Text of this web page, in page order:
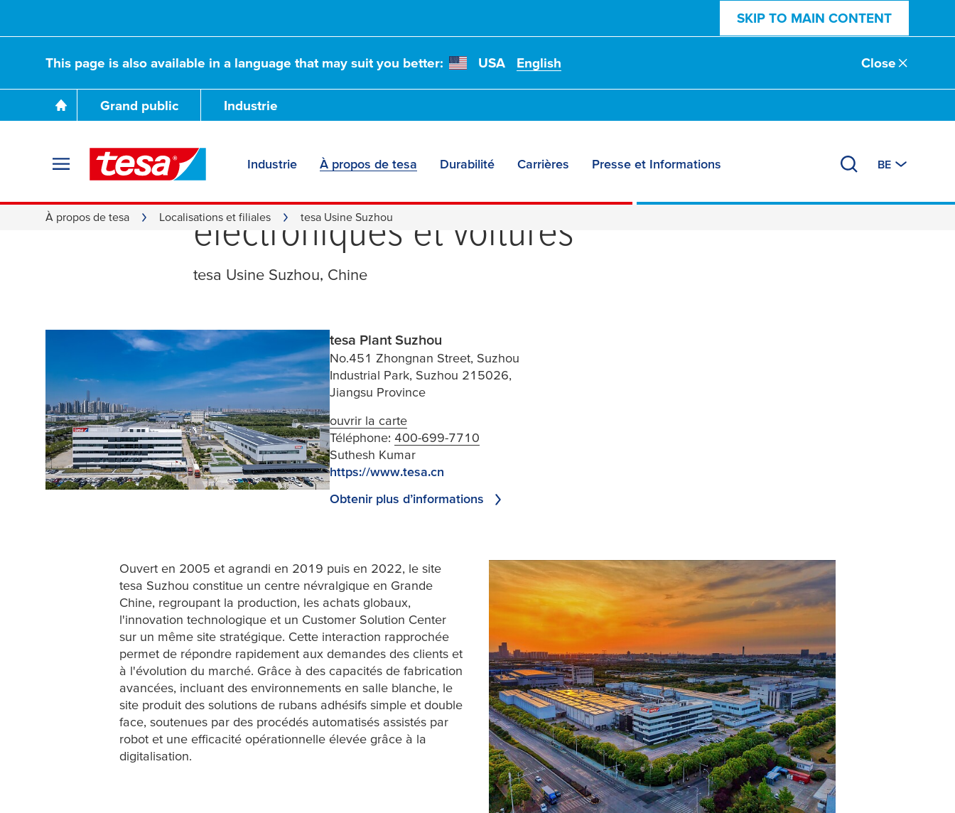
SKIP TO MAIN CONTENT
This page is also available in a language that may suit you better: USA English Close
Grand public Industrie
Industrie À propos de tesa Durabilité Carrières Presse et Informations BE
À propos de tesa Localisations et filiales tesa Usine Suzhou
Rubans adhésifs spéciaux pour appareils
électroniques et voitures
tesa Usine Suzhou, Chine
tesa Plant Suzhou
No.451 Zhongnan Street, Suzhou
Industrial Park, Suzhou 215026,
Jiangsu Province
ouvrir la carte
Téléphone: 400-699-7710
Suthesh Kumar
https://www.tesa.cn
Obtenir plus d’informations
Ouvert en 2005 et agrandi en 2019 puis en 2022, le site
tesa Suzhou constitue un centre névralgique en Grande
Chine, regroupant la production, les achats globaux,
l'innovation technologique et un Customer Solution Center
sur un même site stratégique. Cette interaction rapprochée
permet de répondre rapidement aux demandes des clients et
à l'évolution du marché. Grâce à des capacités de fabrication
avancées, incluant des environnements en salle blanche, le
site produit des solutions de rubans adhésifs simple et double
face, soutenues par des procédés automatisés assistés par
robot et une efficacité opérationnelle élevée grâce à la
digitalisation.